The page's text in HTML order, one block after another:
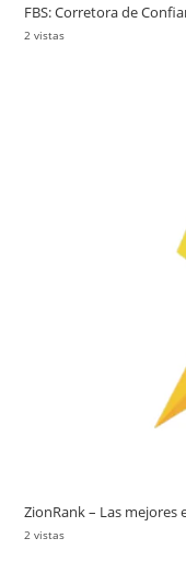
FBS: Corretora de
2 vistas
ZionRank – Las mejores
2 vistas